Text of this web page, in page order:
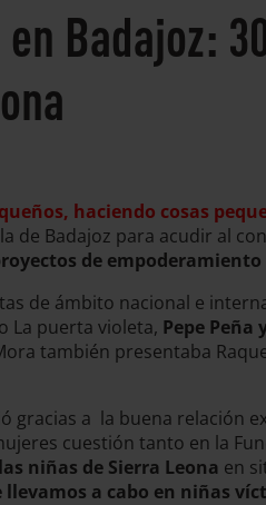
Badajoz:
haciendo cosas
de Badajoz para acudir al
de
de ámbito nacional e
La puerta violeta, Pepe Peña
también presentaba
gracias a la buena relación
cuestión tanto en la
niñas de Sierra Leona en
a cabo en niñas